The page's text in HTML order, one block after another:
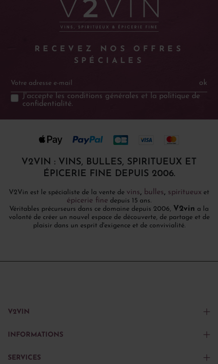
RECEVEZ NOS OFFRES
SPÉCIALES
ok
J'accepte les conditions générales et la politique de
confidentialité.
V2VIN : VINS, BULLES, SPIRITUEUX ET
ÉPICERIE FINE DEPUIS 2006.
V2Vin est le spécialiste de la vente de vins, bulles, spiritueux et
épicerie fine depuis 15 ans.
Véritables précurseurs dans ce domaine depuis 2006, V2vin a la
volonté de créer un nouvel espace de découverte, de partage et de
plaisir dans un esprit d'exigence et de convivialité.
V2VIN
INFORMATIONS
SERVICES